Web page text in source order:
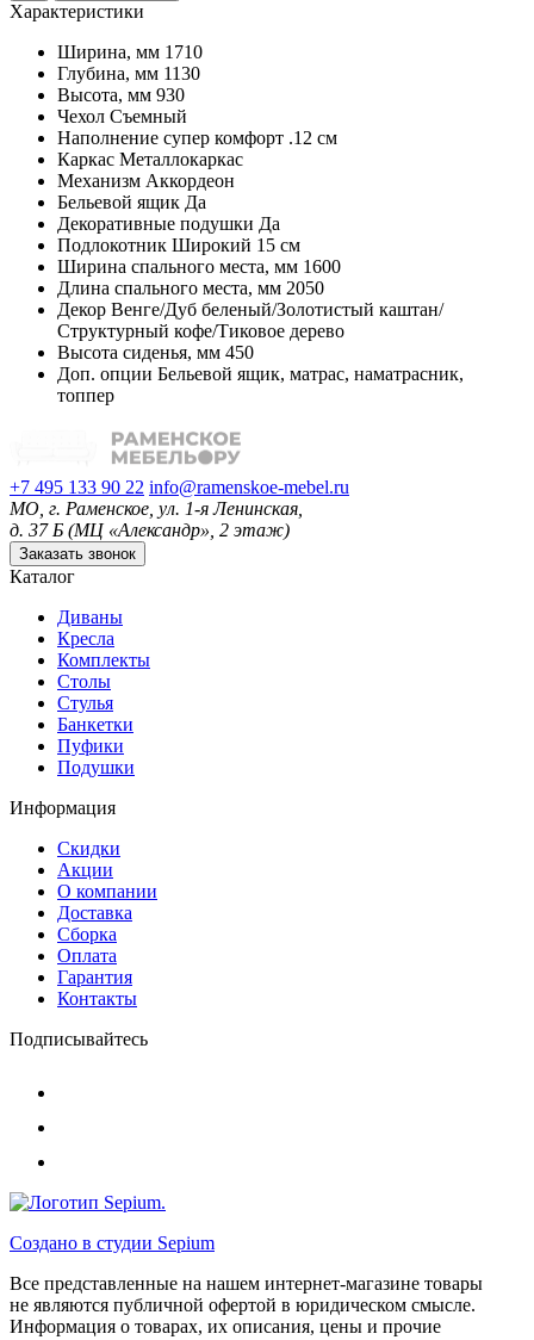
Характеристики
Ширина, мм 1710
Глубина, мм 1130
Высота, мм 930
Чехол Съемный
Наполнение супер комфорт .12 см
Каркас Металлокаркас
Механизм Аккордеон
Бельевой ящик Да
Декоративные подушки Да
Подлокотник Широкий 15 см
Ширина спального места, мм 1600
Длина спального места, мм 2050
Декор Венге/Дуб беленый/Золотистый каштан/
Структурный кофе/Тиковое дерево
Высота сиденья, мм 450
Доп. опции Бельевой ящик, матрас, наматрасник,
топпер
+7 495 133 90 22 info@ramenskoe-mebel.ru
МО, г. Раменское, ул. 1-я Ленинская,
д. 37 Б (МЦ «Александр», 2 этаж)
Заказать звонок
Каталог
Диваны
Кресла
Комплекты
Столы
Стулья
Банкетки
Пуфики
Подушки
Информация
Скидки
Акции
О компании
Доставка
Сборка
Оплата
Гарантия
Контакты
Подписывайтесь
Создано в студии Sepium
Все представленные на нашем интернет-магазине товары
не являются публичной офертой в юридическом смысле.
Информация о товарах, их описания, цены и прочие